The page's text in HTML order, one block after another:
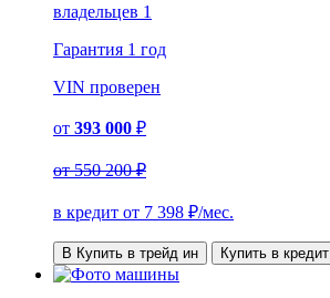
владельцев 1
Гарантия 1 год
VIN проверен
от 393 000 ₽
от550 200 ₽
в кредит от 7 398 ₽/мес.
В Купить в трейд ин Купить в кредит